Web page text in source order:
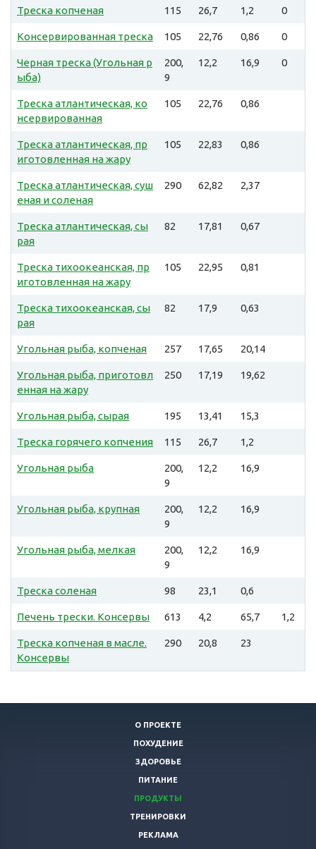
Треска копченая 115 26,7 1,2 0
Консервированная треска 105 22,76 0,86 0
Черная треска (Угольная р
ыба)
200,
9
12,2 16,9 0
Треска атлантическая, ко
нсервированная
105 22,76 0,86
Треска атлантическая, пр
иготовленная на жару
105 22,83 0,86
Треска атлантическая, суш
еная и соленая
290 62,82 2,37
Треска атлантическая, сы
рая
82 17,81 0,67
Треска тихоокеанская, пр
иготовленная на жару
105 22,95 0,81
Треска тихоокеанская, сы
рая
82 17,9 0,63
Угольная рыба, копченая 257 17,65 20,14
Угольная рыба, приготовл
енная на жару
250 17,19 19,62
Угольная рыба, сырая 195 13,41 15,3
Треска горячего копчения 115 26,7 1,2
Угольная рыба
200,
9
12,2 16,9
Угольная рыба, крупная
200,
9
12,2 16,9
Угольная рыба, мелкая
200,
9
12,2 16,9
Треска соленая 98 23,1 0,6
Печень трески. Консервы 613 4,2 65,7 1,2
Треска копченая в масле.
Консервы
290 20,8 23
О ПРОЕКТЕ
ПОХУДЕНИЕ
ЗДОРОВЬЕ
ПИТАНИЕ
ПРОДУКТЫ
ТРЕНИРОВКИ
РЕКЛАМА